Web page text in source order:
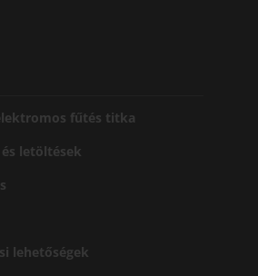
fűtés titka
letöltések
lehetőségek